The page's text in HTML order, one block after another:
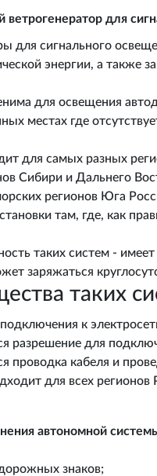
ветрогенератор для
для сигнального
энергии, а также
для освещения
местах где
для самых разных
Сибири и Дальнего
регионов Юга
там, где, как
таких систем -
заряжаться
таких
к
разрешение для
проводка кабеля и
для всех
автономной
знаков;